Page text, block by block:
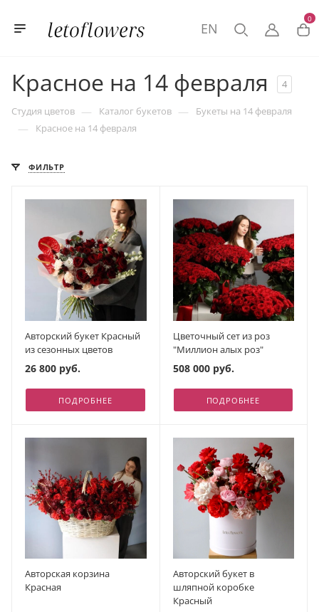
0
EN
Красное на 14 февраля 4
Студия цветов — Каталог букетов — Букеты на 14 февраля
— Красное на 14 февраля
ФИЛЬТР
Авторский букет Красный
из сезонных цветов
26 800 руб.
ПОДРОБНЕЕ
Цветочный сет из роз
"Миллион алых роз"
508 000 руб.
ПОДРОБНЕЕ
Авторская корзина
Красная
Авторский букет в
шляпной коробке
Красный